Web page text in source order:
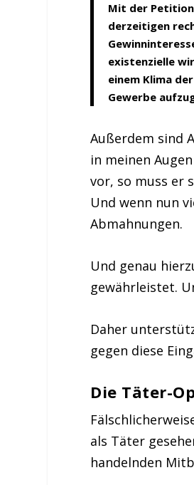
Mit der
derzeitigen
existenzielle
einem Klima
Gewerbe
Außerdem sind
in meinen
vor, so muss er
Und wenn nun
Abmahnungen.
Und genau
gewährleistet.
Daher
gegen diese
Die Täter-
als Täter
handelnden